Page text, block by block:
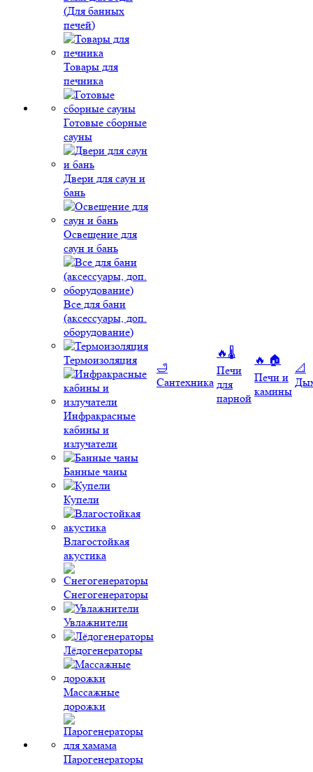
(Для банных
печей)
Товары для
печника
Готовые сборные
сауны
Двери для саун и
бань
Освещение для
саун и бань
Все для бани
(аксессуары, доп.
оборудование)
Термоизоляция
Инфракрасные
кабины и
излучатели
Банные чаны
Купели
Влагостойкая
акустика
Снегогенераторы
Увлажнители
Лёдогенераторы
Массажные
дорожки
Парогенераторы
🛁
Сантехника
🔥🌡️
Печи
для
парной
🔥 🏠
Печи и
камины
📐